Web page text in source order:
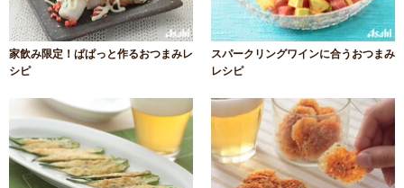
家飲み限定！ぱぱっと作るおつまみレ
シピ
スパークリングワインに合うおつまみ
レシピ